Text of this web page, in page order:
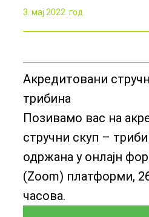
3. мај 2022. год.
Акредитовани
трибина
Позивамо вас на
стручни скуп –
одржана у онлајн
(Zoom) платформи,
часова.